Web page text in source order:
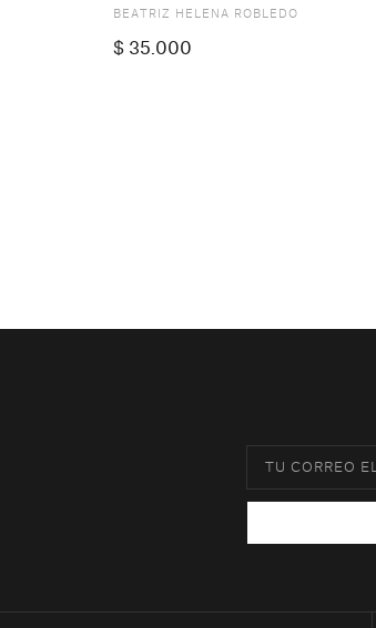
BEATRIZ HELENA ROBLEDO
$ 35.000